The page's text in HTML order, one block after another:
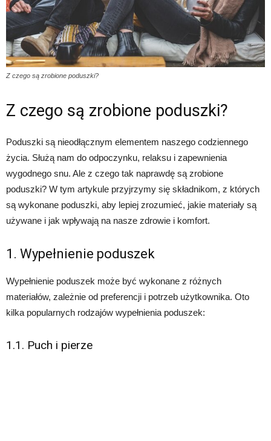
Z czego są zrobione poduszki?
Z czego są zrobione poduszki?
Poduszki są nieodłącznym elementem naszego codziennego
życia. Służą nam do odpoczynku, relaksu i zapewnienia
wygodnego snu. Ale z czego tak naprawdę są zrobione
poduszki? W tym artykule przyjrzymy się składnikom, z których
są wykonane poduszki, aby lepiej zrozumieć, jakie materiały są
używane i jak wpływają na nasze zdrowie i komfort.
1. Wypełnienie poduszek
Wypełnienie poduszek może być wykonane z różnych
materiałów, zależnie od preferencji i potrzeb użytkownika. Oto
kilka popularnych rodzajów wypełnienia poduszek:
1.1. Puch i pierze